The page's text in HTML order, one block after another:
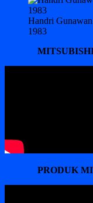
Handri
1983
MITSUBISHI
PRODUK